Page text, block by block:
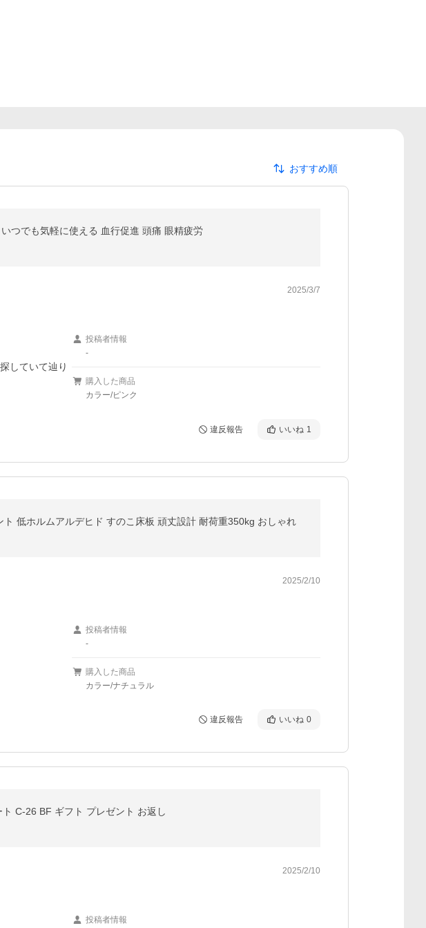
おすすめ順
つでも気軽に使える 血行促進 頭痛 眼精疲労
2025/3/7
していて辿り
投稿者情報
-
購入した商品
カラー/ピンク
違反報告 いいね 1
低ホルムアルデヒド すのこ床板 頑丈設計 耐荷重350kg おしゃれ
2025/2/10
投稿者情報
-
購入した商品
カラー/ナチュラル
違反報告 いいね 0
C-26 BF ギフト プレゼント お返し
2025/2/10
投稿者情報